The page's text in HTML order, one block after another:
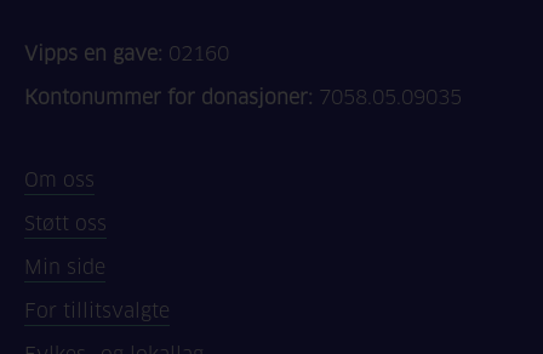
Vipps en gave: 02160
Kontonummer for donasjoner: 7058.05.09035
Om oss
Støtt oss
Min side
For tillitsvalgte